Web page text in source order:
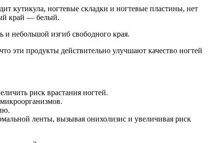
кутикула, ногтевые складки и ногтевые пластины, нет
край — белый.
небольшой изгиб свободного края.
эти продукты действительно улучшают качество ногтей
риск врастания ногтей.
ленты, вызывая онихолизис и увеличивая риск